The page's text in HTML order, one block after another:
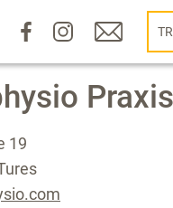
Praxis
19